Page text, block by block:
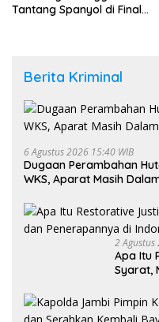
Tantang Spanyol di Final
Berita Kriminal
6 Agustus 2026 15:40 WIB
Dugaan Perambahan
WKS, Aparat Masih
2 Agustus
Apa Itu
Syarat,